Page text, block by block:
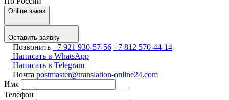
Online заказ
Оставить заявку
Позвонить +7 921 930-57-56 +7 812 570-44-14
Написать в WhatsApp
Написать в Telegram
Почта postmaster@translation-online24.com
Имя
Телефон